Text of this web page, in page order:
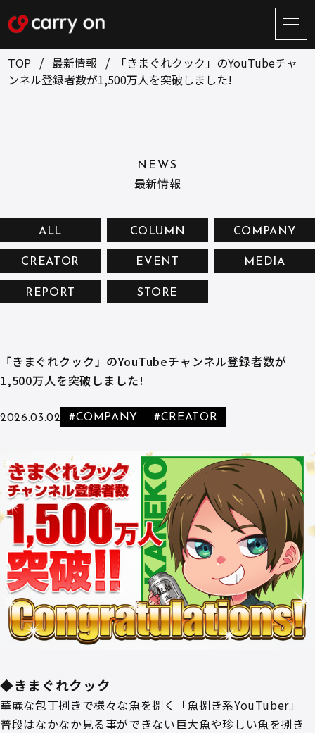
サ
イ
ト
メ
RECRUIT
お問い合せ
プライバシーポリシー
TOP 最新情報
「きまぐれクック」のYouTubeチャ
ンネル登録者数が1,500万人を突破しました!
NEWS
最新情報
ALL COLUMN COMPANY
CREATOR EVENT MEDIA
REPORT STORE
「きまぐれクック」のYouTubeチャンネル登録者数が
1,500万人を突破しました!
2026.03.02 #COMPANY #CREATOR
◆きまぐれクック
華麗な包丁捌きで様々な魚を捌く「魚捌き系YouTuber」
普段はなかなか見る事ができない巨大魚や珍しい魚を捌き